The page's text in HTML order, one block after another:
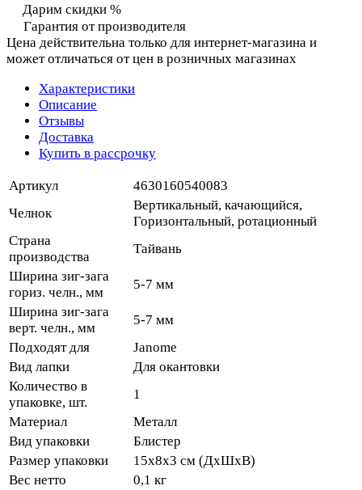
Дарим скидки %
Гарантия от производителя
Цена действительна только для интернет-магазина и
может отличаться от цен в розничных магазинах
Характеристики
Описание
Отзывы
Доставка
Купить в рассрочку
Артикул
4630160540083
Челнок
Вертикальный, качающийся,
Горизонтальный, ротационный
Страна
производства
Тайвань
Ширина зиг-зага
гориз. челн., мм
5-7 мм
Ширина зиг-зага
верт. челн., мм
5-7 мм
Подходят для
Janome
Вид лапки
Для окантовки
Количество в
упаковке, шт.
1
Материал
Металл
Вид упаковки
Блистер
Размер упаковки
15х8х3 см (ДхШхВ)
Вес нетто
0,1 кг